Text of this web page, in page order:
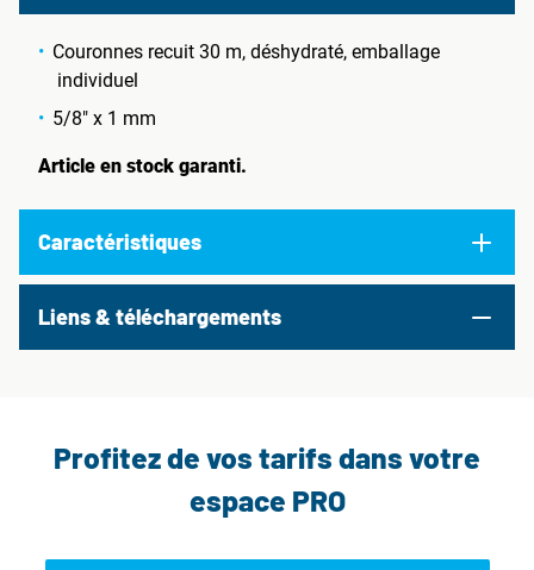
Couronnes recuit 30 m, déshydraté, emballage
individuel
5/8" x 1 mm
Article en stock garanti.
Caractéristiques
Liens & téléchargements
Profitez de vos tarifs dans votre
espace PRO